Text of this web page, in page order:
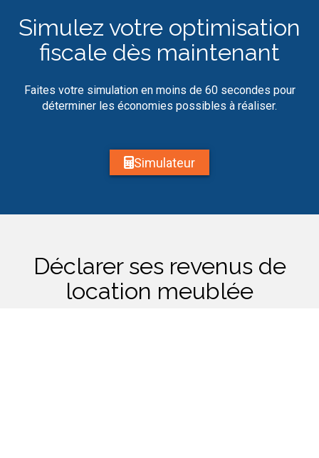
Simulez votre optimisation
fiscale dès maintenant
Faites votre simulation en moins de 60 secondes pour
déterminer les économies possibles à réaliser.
Simulateur
Déclarer ses revenus de
location meublée